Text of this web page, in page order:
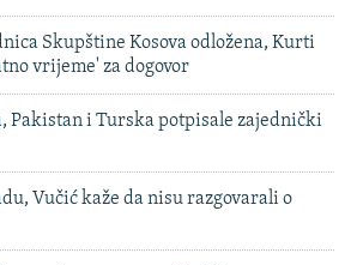
Skupštine Kosova odložena, Kurti
vrijeme' za dogovor
Pakistan i Turska potpisale zajednički
Vučić kaže da nisu razgovarali o